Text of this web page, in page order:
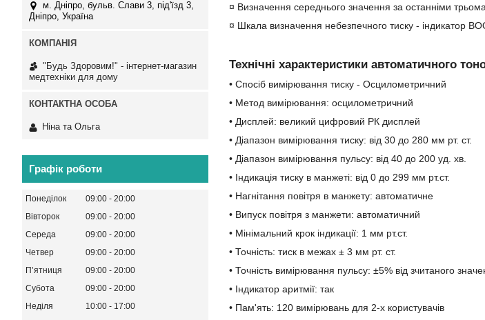
¤ Визначення середнього значення за останніми
¤ Шкала визначення небезпечного тиску - індикатор
Технічні характеристики автоматичного
• Спосіб вимірювання тиску - Осцилометричний
• Метод вимірювання: осцилометричний
• Дисплей: великий цифровий РК дисплей
• Діапазон вимірювання тиску: від 30 до 280 мм рт. ст.
• Діапазон вимірювання пульсу: від 40 до 200 уд. хв.
• Індикація тиску в манжеті: від 0 до 299 мм рт.ст.
• Нагнітання повітря в манжету: автоматичне
• Випуск повітря з манжети: автоматичний
• Мінімальний крок індикації: 1 мм рт.ст.
• Точність: тиск в межах ± 3 мм рт. ст.
• Точність вимірювання пульсу: ±5% від зчитаного
• Індикатор аритмії: так
• Пам'ять: 120 вимірювань для 2-х користувачів
м. Дніпро, бульв. Слави 3, під'їзд 3,
Дніпро, Україна
"Будь Здоровим!" - інтернет-магазин
медтехніки для дому
Ніна та Ольга
Графік роботи
Понеділок 09:00
20:00
Вівторок
09:00
20:00
Середа
09:00
20:00
Четвер
09:00
20:00
Пʼятниця
09:00
20:00
Субота
09:00
20:00
Неділя
10:00 17:00